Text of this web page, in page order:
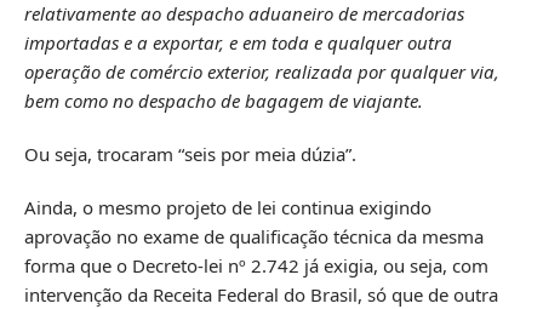
relativamente ao despacho aduaneiro de mercadorias
importadas e a exportar, e em toda e qualquer outra
operação de comércio exterior, realizada por qualquer via,
bem como no despacho de bagagem de viajante.
Ou seja, trocaram “seis por meia dúzia”.
Ainda, o mesmo projeto de lei continua exigindo
aprovação no exame de qualificação técnica da mesma
forma que o Decreto-lei nº 2.742 já exigia, ou seja, com
intervenção da Receita Federal do Brasil, só que de outra